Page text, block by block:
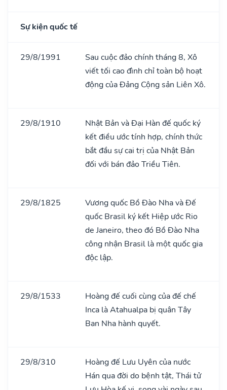
Sự kiện quốc tế
29/8/1991
Sau cuộc đảo chính tháng 8, Xô
viết tối cao đình chỉ toàn bộ hoạt
động của Đảng Cộng sản Liên Xô.
29/8/1910
Nhật Bản và Đại Hàn đế quốc ký
kết điều ước tính hợp, chính thức
bắt đầu sự cai trị của Nhật Bản
đối với bán đảo Triều Tiên.
29/8/1825
Vương quốc Bồ Đào Nha và Đế
quốc Brasil ký kết Hiệp ước Rio
de Janeiro, theo đó Bồ Đào Nha
công nhận Brasil là một quốc gia
độc lập.
29/8/1533
Hoàng đế cuối cùng của đế chế
Inca là Atahualpa bị quân Tây
Ban Nha hành quyết.
29/8/310
Hoàng đế Lưu Uyên của nước
Hán qua đời do bệnh tật, Thái tử